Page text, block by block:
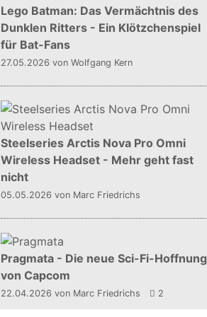
Lego Batman: Das Vermächtnis des
Dunklen Ritters - Ein Klötzchenspiel
für Bat-Fans
27.05.2026 von Wolfgang Kern
Steelseries Arctis Nova Pro Omni
Wireless Headset - Mehr geht fast
nicht
05.05.2026 von Marc Friedrichs
Pragmata - Die neue Sci-Fi-Hoffnung
von Capcom
22.04.2026 von Marc Friedrichs 2